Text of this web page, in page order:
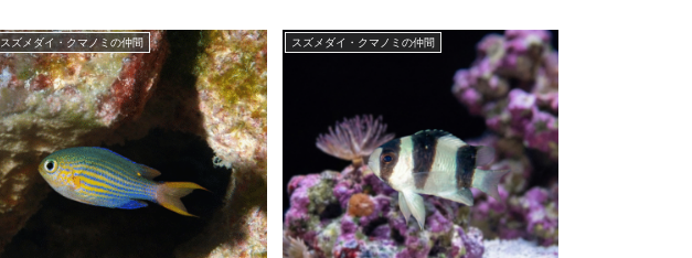
介。
スズメダイ・クマノミの仲間 スズメダイ・クマノミの仲間